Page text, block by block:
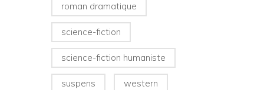
roman dramatique
science-fiction
science-fiction humaniste
suspens western